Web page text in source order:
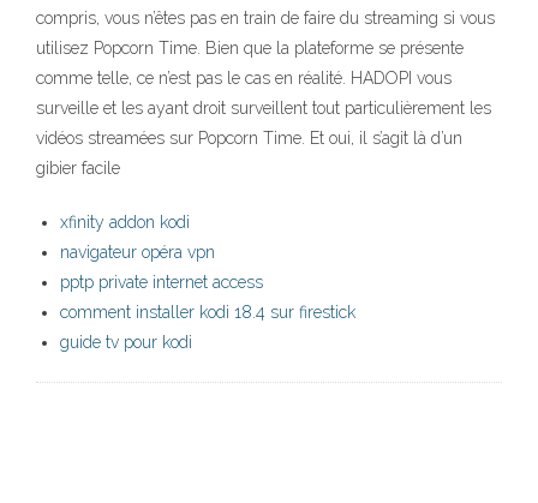
compris, vous n’êtes pas en train de faire du streaming si vous
utilisez Popcorn Time. Bien que la plateforme se présente
comme telle, ce n’est pas le cas en réalité. HADOPI vous
surveille et les ayant droit surveillent tout particulièrement les
vidéos streamées sur Popcorn Time. Et oui, il s’agit là d’un
gibier facile
xfinity addon kodi
navigateur opéra vpn
pptp private internet access
comment installer kodi 18.4 sur firestick
guide tv pour kodi